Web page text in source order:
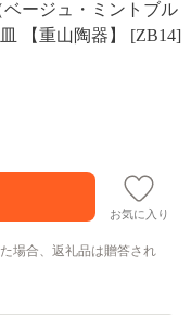
ベージュ・ミントブル
カップ スープマグ 食器 皿 【重山陶器】 [ZB14]
お気に入り
場合、返礼品は贈答され